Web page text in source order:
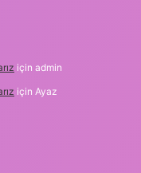
için admin
için Ayaz